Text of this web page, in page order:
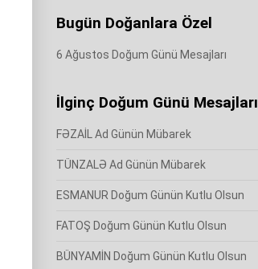
Bugün Doğanlara Özel
6 Ağustos Doğum Günü Mesajları
İlginç Doğum Günü Mesajları
FƏZAİL Ad Günün Mübarek
TÜNZALƏ Ad Günün Mübarek
ESMANUR Doğum Günün Kutlu Olsun
FATOŞ Doğum Günün Kutlu Olsun
BÜNYAMİN Doğum Günün Kutlu Olsun